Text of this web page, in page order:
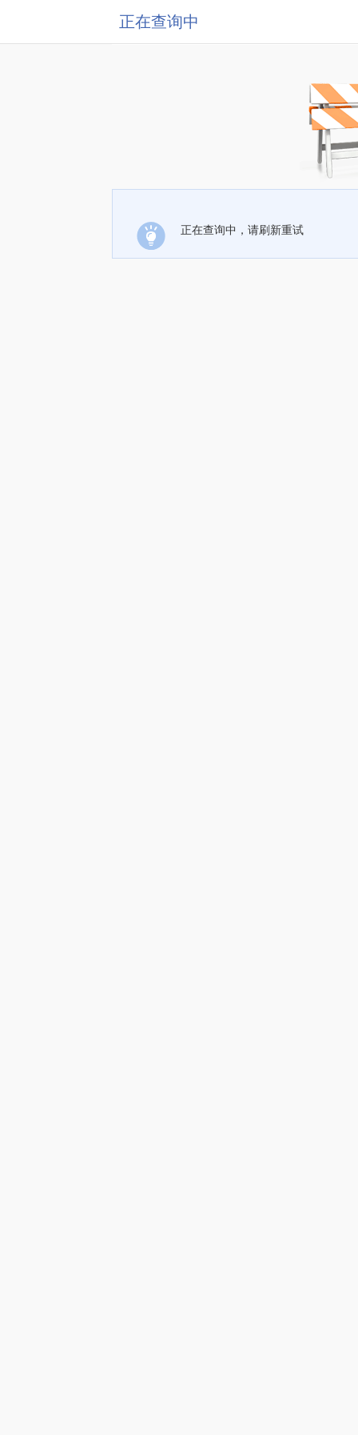
正在查询中
正在查询中，请刷新重试